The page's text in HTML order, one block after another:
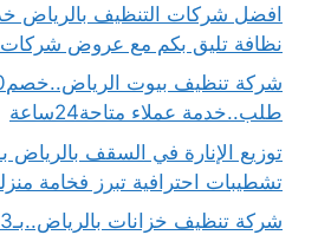
نظافة تليق بكم مع عروض شركات
طلب..خدمة عملاء متاحة24ساعة
تشطيبات احترافية تبرز فخامة